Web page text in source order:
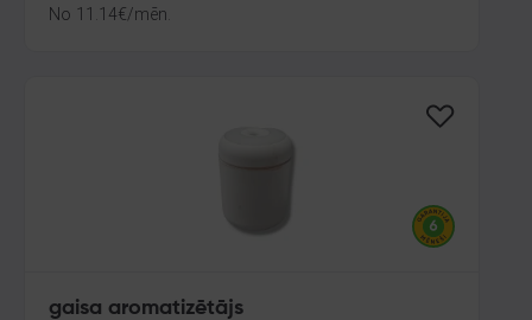
No 11.14€/mēn.
gaisa aromatizētājs